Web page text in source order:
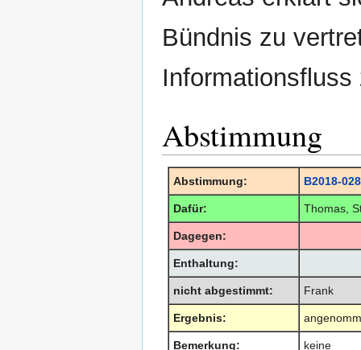
Bündnis zu
Informationsfluss
Abstimmung
Abstimmung: B2018-028
Dafür: Thomas,
Dagegen:
Enthaltung:
nicht abgestimmt: Frank
Ergebnis:
Bemerkung: keine